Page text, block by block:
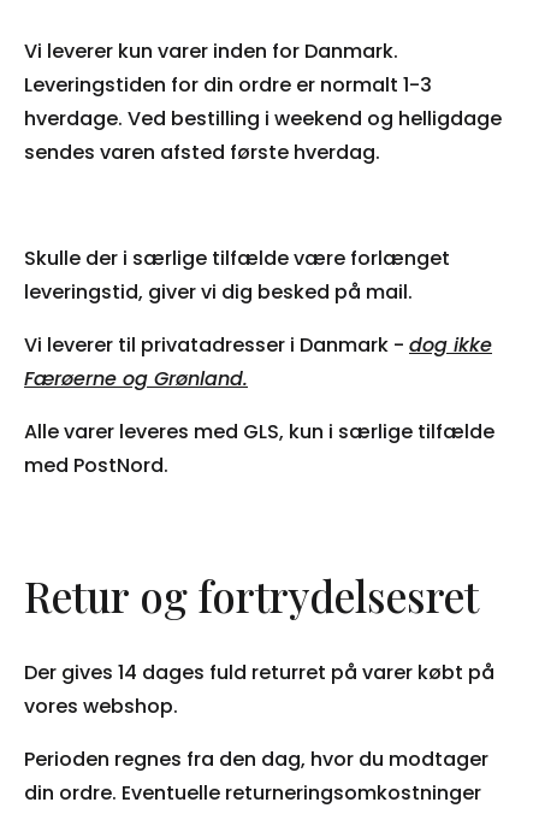
Vi leverer kun varer inden for Danmark.
Leveringstiden for din ordre er normalt 1-3
hverdage. Ved bestilling i weekend og helligdage
sendes varen afsted første hverdag.
Skulle der i særlige tilfælde være forlænget
leveringstid, giver vi dig besked på mail.
Vi leverer til privatadresser i Danmark - dog ikke
Færøerne og Grønland.
Alle varer leveres med GLS, kun i særlige tilfælde
med PostNord.
Retur og fortrydelsesret
Der gives 14 dages fuld returret på varer købt på
vores webshop.
Perioden regnes fra den dag, hvor du modtager
din ordre. Eventuelle returneringsomkostninger